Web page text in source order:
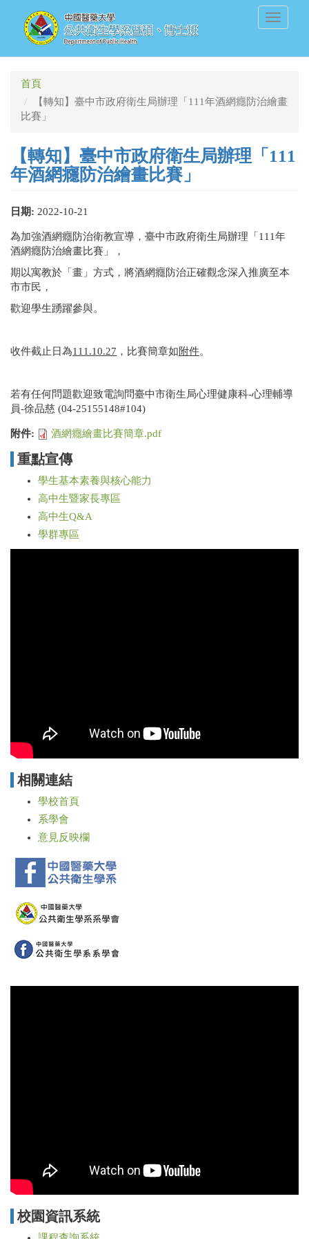
Toggle
首頁
【轉知】臺中市政府衛生局辦理「111年酒網癮防治繪畫
比賽」
【轉知】臺中市政府衛生局辦理「111
年酒網癮防治繪畫比賽」
日期: 2022-10-21
為加強酒網癮防治衛教宣導，臺中市政府衛生局辦理「111年
酒網癮防治繪畫比賽」，
期以寓教於「畫」方式，將酒網癮防治正確觀念深入推廣至本
市市民，
歡迎學生踴躍參與。
收件截止日為111.10.27 ，比賽簡章如附件。
若有任何問題歡迎致電詢問臺中市衛生局心理健康科-心理輔導
員-徐品慈 (04-25155148#104)
附件: 酒網癮繪畫比賽簡章.pdf
重點宣傳
學生基本素養與核心能力
高中生暨家長專區
高中生Q&A
學群專區
相關連結
學校首頁
系學會
意見反映欄
校園資訊系統